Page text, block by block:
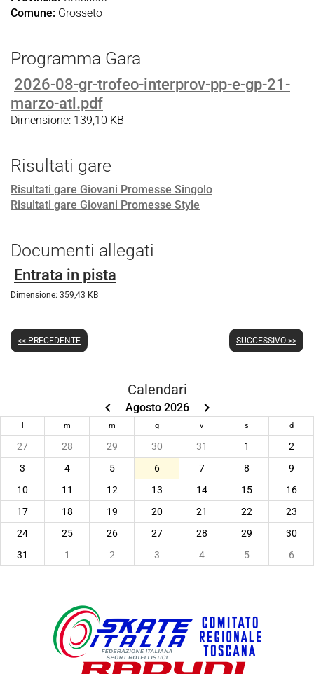
Comune: Grosseto
Programma Gara
2026-08-gr-trofeo-interprov-pp-e-gp-21-
marzo-atl.pdf
Dimensione: 139,10 KB
Risultati gare
Risultati gare Giovani Promesse Singolo
Risultati gare Giovani Promesse Style
Documenti allegati
Entrata in pista
Dimensione: 359,43 KB
<< PRECEDENTE SUCCESSIVO >>
Calendari
keyboard_arrow_left
Agosto 2026 keyboard_arrow_right
m m g v s d
27 28 29 30 31 1
2
3
4 5 6 7 8
9
10
11 12 13 14 15
16
17
18 19 20 21 22
23
24
25 26 27 28 29
30
31
1 2 3 4 5 6